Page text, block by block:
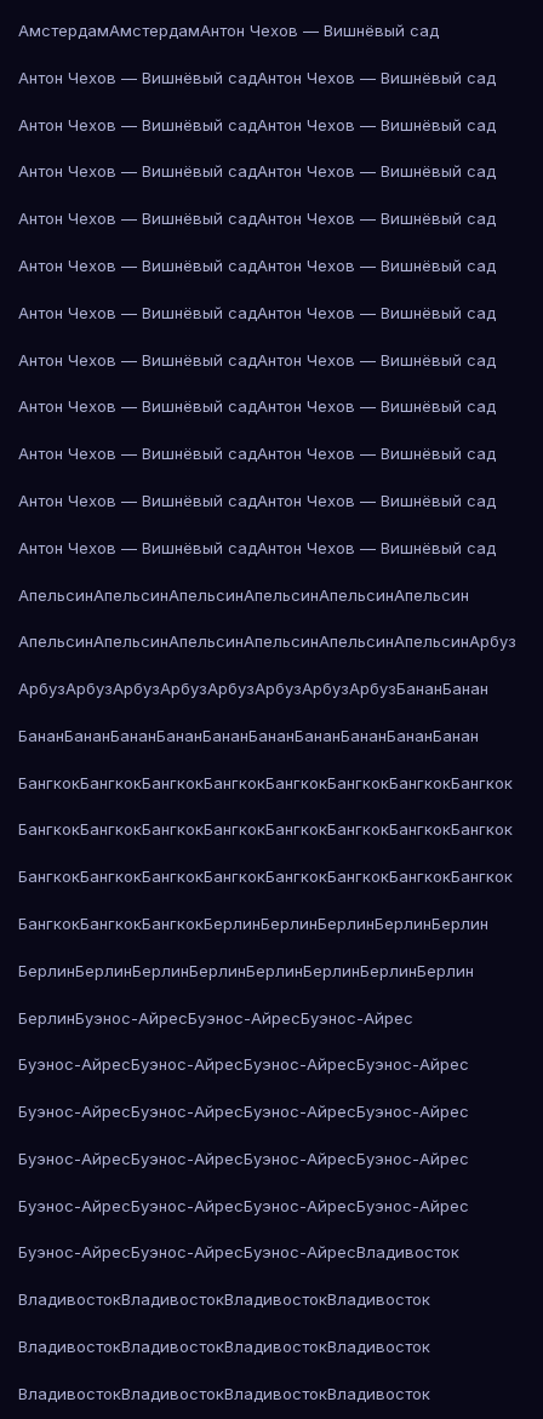
АмстердамАмстердамАнтон Чехов — Вишнёвый сад
Антон Чехов — Вишнёвый садАнтон Чехов — Вишнёвый сад
Антон Чехов — Вишнёвый садАнтон Чехов — Вишнёвый сад
Антон Чехов — Вишнёвый садАнтон Чехов — Вишнёвый сад
Антон Чехов — Вишнёвый садАнтон Чехов — Вишнёвый сад
Антон Чехов — Вишнёвый садАнтон Чехов — Вишнёвый сад
Антон Чехов — Вишнёвый садАнтон Чехов — Вишнёвый сад
Антон Чехов — Вишнёвый садАнтон Чехов — Вишнёвый сад
Антон Чехов — Вишнёвый садАнтон Чехов — Вишнёвый сад
Антон Чехов — Вишнёвый садАнтон Чехов — Вишнёвый сад
Антон Чехов — Вишнёвый садАнтон Чехов — Вишнёвый сад
Антон Чехов — Вишнёвый садАнтон Чехов — Вишнёвый сад
АпельсинАпельсинАпельсинАпельсинАпельсинАпельсин
АпельсинАпельсинАпельсинАпельсинАпельсинАпельсинАрбуз
АрбузАрбузАрбузАрбузАрбузАрбузАрбузАрбузБананБанан
БананБананБананБананБананБананБананБананБананБанан
БангкокБангкокБангкокБангкокБангкокБангкокБангкокБангкок
БангкокБангкокБангкокБангкокБангкокБангкокБангкокБангкок
БангкокБангкокБангкокБангкокБангкокБангкокБангкокБангкок
БангкокБангкокБангкокБерлинБерлинБерлинБерлинБерлин
БерлинБерлинБерлинБерлинБерлинБерлинБерлинБерлин
БерлинБуэнос-АйресБуэнос-АйресБуэнос-Айрес
Буэнос-АйресБуэнос-АйресБуэнос-АйресБуэнос-Айрес
Буэнос-АйресБуэнос-АйресБуэнос-АйресБуэнос-Айрес
Буэнос-АйресБуэнос-АйресБуэнос-АйресБуэнос-Айрес
Буэнос-АйресБуэнос-АйресБуэнос-АйресБуэнос-Айрес
Буэнос-АйресБуэнос-АйресБуэнос-АйресВладивосток
ВладивостокВладивостокВладивостокВладивосток
ВладивостокВладивостокВладивостокВладивосток
ВладивостокВладивостокВладивостокВладивосток